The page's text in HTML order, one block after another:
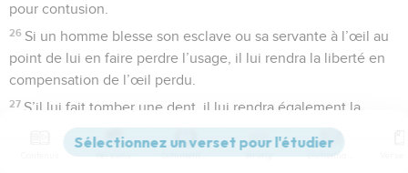
pour contusion.
26 Si un homme blesse son esclave ou sa servante à l’œil au
point de lui en faire perdre l’usage, il lui rendra la liberté en
compensation de l’œil perdu.
27 S’il lui fait tomber une dent, il lui rendra également la
liberté en compensation de sa dent.
Si un bœuf tue quelqu’un à coups de corne, il sera abattu
Versions Commentaires Strong